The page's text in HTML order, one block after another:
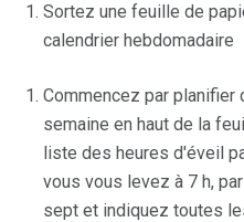
Sortez une feuille de
calendrier hebdomadaire
Commencez par planifier
semaine en haut de la
liste des heures d'éveil
vous vous levez à 7 h,
sept et indiquez toutes